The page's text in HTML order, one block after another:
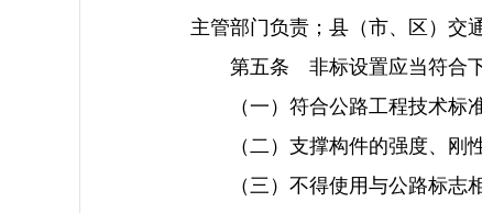
主管部门负责；县（市、区）交
第五条 非标设置应当符合下
（一）符合公路工程技术标准
（二）支撑构件的强度、刚性
（三）不得使用与公路标志相